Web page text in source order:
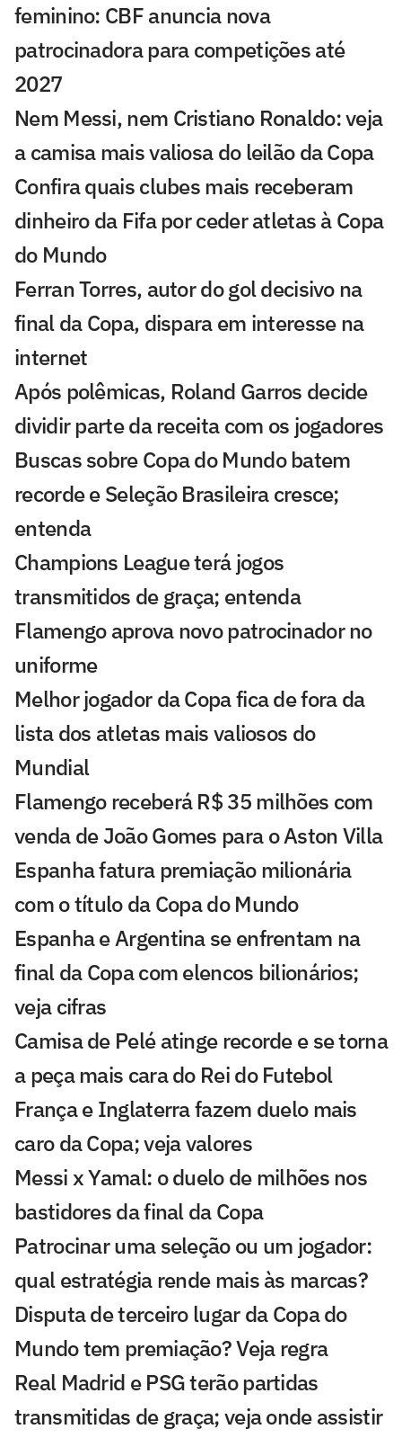
feminino: CBF anuncia nova
patrocinadora para competições até
2027
Nem Messi, nem Cristiano Ronaldo: veja
a camisa mais valiosa do leilão da Copa
Confira quais clubes mais receberam
dinheiro da Fifa por ceder atletas à Copa
do Mundo
Ferran Torres, autor do gol decisivo na
final da Copa, dispara em interesse na
internet
Após polêmicas, Roland Garros decide
dividir parte da receita com os jogadores
Buscas sobre Copa do Mundo batem
recorde e Seleção Brasileira cresce;
entenda
Champions League terá jogos
transmitidos de graça; entenda
Flamengo aprova novo patrocinador no
uniforme
Melhor jogador da Copa fica de fora da
lista dos atletas mais valiosos do
Mundial
Flamengo receberá R$ 35 milhões com
venda de João Gomes para o Aston Villa
Espanha fatura premiação milionária
com o título da Copa do Mundo
Espanha e Argentina se enfrentam na
final da Copa com elencos bilionários;
veja cifras
Camisa de Pelé atinge recorde e se torna
a peça mais cara do Rei do Futebol
França e Inglaterra fazem duelo mais
caro da Copa; veja valores
Messi x Yamal: o duelo de milhões nos
bastidores da final da Copa
Patrocinar uma seleção ou um jogador:
qual estratégia rende mais às marcas?
Disputa de terceiro lugar da Copa do
Mundo tem premiação? Veja regra
Real Madrid e PSG terão partidas
transmitidas de graça; veja onde assistir